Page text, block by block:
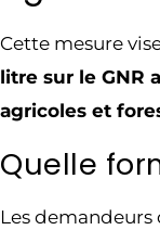
Cette mesure
litre sur le GNR
agricoles et
Quelle
Les